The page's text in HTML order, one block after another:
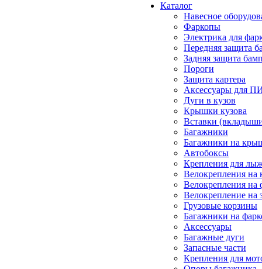
Каталог
Навесное
Фаркопы
Электрика для
Передняя защита
Задняя защита
Пороги
Защита картера
Аксессуары для
Дуги в кузов
Крышки кузова
Вставки
Багажники
Багажники на
Автобоксы
Крепления для
Велокрепления
Велокрепления на
Велокрепление на
Грузовые корзины
Багажники на
Аксессуары
Багажные дуги
Запасные части
Крепления для